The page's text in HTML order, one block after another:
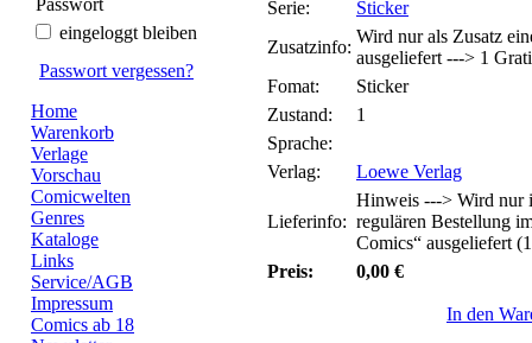
Passwort
eingeloggt bleiben
Passwort vergessen?
Home
Warenkorb
Verlage
Vorschau
Comicwelten
Genres
Kataloge
Links
Service/AGB
Impressum
Comics ab 18
Serie:
Sticker
Zusatzinfo:
Wird nur als Zusatz
ausgeliefert ---> 1
Fomat:
Sticker
Zustand:
1
Sprache:
Verlag:
Loewe Verlag
Lieferinfo:
Hinweis ---> Wird nur
regulären Bestellung
Comics“ ausgeliefert
Preis:
0,00 €
In den